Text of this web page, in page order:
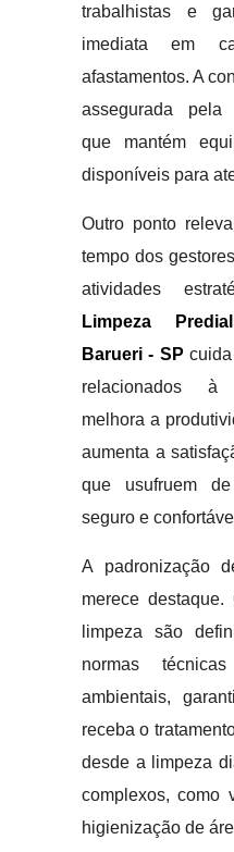
trabalhistas e
imediata em
afastamentos. A
assegurada pela
que mantém
disponíveis para
Outro ponto
tempo dos
atividades
Limpeza
Barueri - SP
relacionados à
melhora a
aumenta a
que usufruem
seguro e
A padronização
merece
limpeza são
normas
ambientais,
receba o
desde a limpeza
complexos, como
higienização de